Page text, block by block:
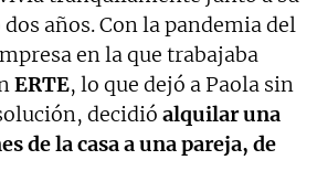
años. Con la pandemia del
en la que trabajaba
ERTE, lo que dejó a Paola sin
decidió alquilar una
de la casa a una pareja, de